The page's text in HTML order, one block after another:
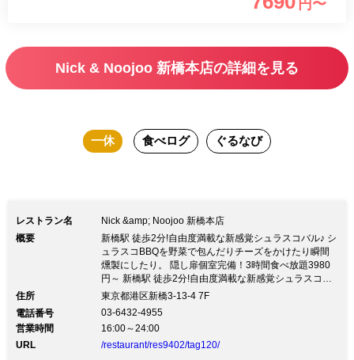
農園野菜で包んだり、チーズをかけたり
瞬間燻製にしたり…遊び心満載のシュラ
活気あふれるオープンキッチン、大きな
円〜
Nick & Noojoo 新橋本店の詳細を見る
一休 食べログ ぐるなび
レストラン名
Nick &amp; Noojoo 新橋本店
概要
新橋駅 徒歩2分!自由度満載な新感覚シュラスコバル♪ シ
ュラスコBBQを野菜で包んだりチーズをかけたり瞬間
燻製にしたり。 隠し扉個室完備！3時間食べ放題3980
円～ 新橋駅 徒歩2分!自由度満載な新感覚シュラスコバ
ル♪ シュラスコBBQを野菜で包んだりチーズをかけたり
3980円～新橋駅 徒歩2分!自由度満載な新感覚シュラス
コバル♪ 【シュラスコBBQ】 ブラジルから直輸入した
シュラスコ機で焼き上げるシュラスコを 野菜で包んだ
住所
東京都港区新橋3-13-4 7F
電話番号
03-6432-4955
営業時間
16:00～24:00
URL
/restaurant/res9402/tag120/